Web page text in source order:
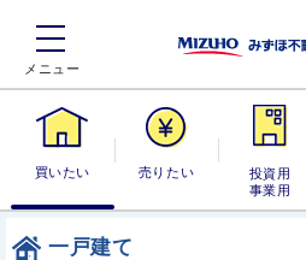
買いたい 売りたい
投資用・事業
用
一戸建て